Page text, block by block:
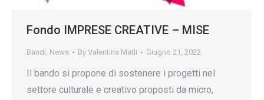
Fondo IMPRESE CREATIVE – MISE
Bandi, News By Valentina Matli Giugno 21, 2022
Il bando si propone di sostenere i progetti nel
settore culturale e creativo proposti da micro,